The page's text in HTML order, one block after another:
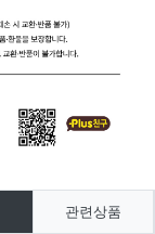
관련상품